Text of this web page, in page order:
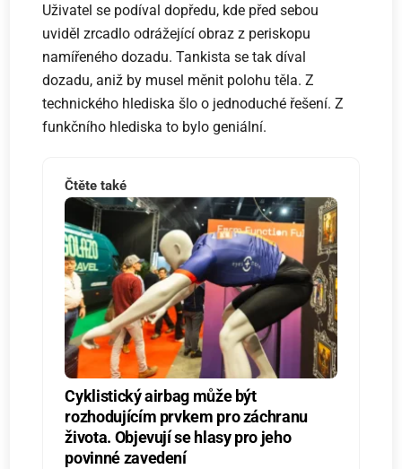
Uživatel se podíval dopředu, kde před sebou
uviděl zrcadlo odrážející obraz z periskopu
namířeného dozadu. Tankista se tak díval
dozadu, aniž by musel měnit polohu těla. Z
technického hlediska šlo o jednoduché řešení. Z
funkčního hlediska to bylo geniální.
Čtěte také
Cyklistický airbag může být
rozhodujícím prvkem pro záchranu
života. Objevují se hlasy pro jeho
povinné zavedení